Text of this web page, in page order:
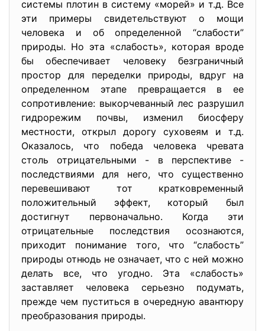
системы плотин в систему «морей» и т.д. Все
эти примеры свидетельствуют о мощи
человека и об определенной “слабости”
природы. Но эта «слабость», которая вроде
бы обеспечивает человеку безграничный
простор для переделки природы, вдруг на
определенном этапе превращается в ее
сопротивление: выкорчеванный лес разрушил
гидрорежим почвы, изменил биосферу
местности, открыл дорогу суховеям и т.д.
Оказалось, что победа человека чревата
столь отрицательными - в перспективе -
последствиями для него, что существенно
перевешивают тот кратковременный
положительный эффект, который был
достигнут первоначально. Когда эти
отрицательные последствия осознаются,
приходит понимание того, что “слабость”
природы отнюдь не означает, что с ней можно
делать все, что угодно. Эта «слабость»
заставляет человека серьезно подумать,
прежде чем пуститься в очередную авантюру
преобразования природы.